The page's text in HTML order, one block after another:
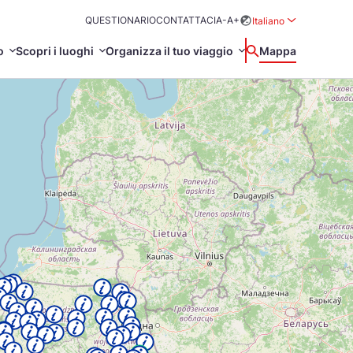
QUESTIONARIOCONTATTACIA-A+
Italiano
Scopri i luoghi Organizza il tuo viaggio Ricerca
Mappa
Français
日本語
Svenska